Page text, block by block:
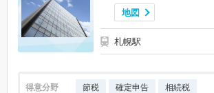
地図
札幌駅
得意分野 節税 確定申告 相続税